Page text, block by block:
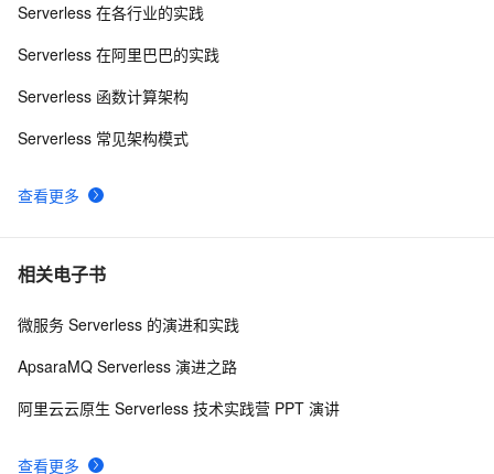
10Serverless函数计算使用以及理解
查看更多
Serverless 在各行业的实践
Serverless 在阿里巴巴的实践
Serverless 函数计算架构
Serverless 常见架构模式
相关电子书
查看更多
微服务 Serverless 的演进和实践
ApsaraMQ Serverless 演进之路
阿里云云原生 Serverless 技术实践营 PPT 演讲